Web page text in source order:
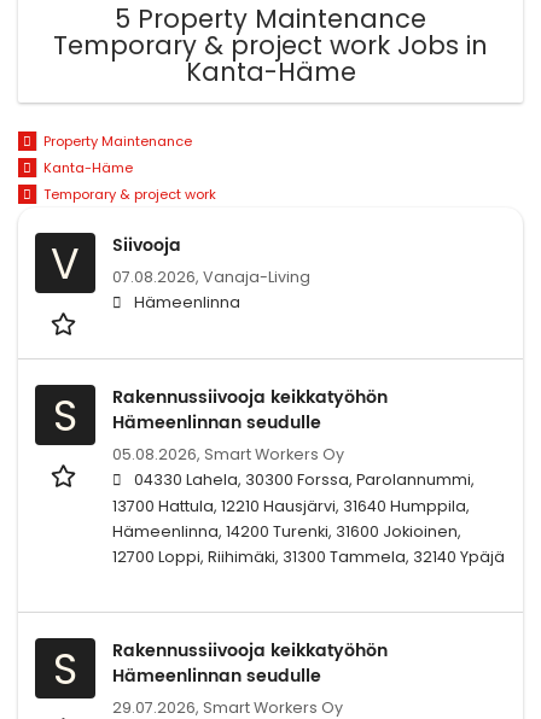
5 Property Maintenance
Temporary & project work Jobs in
Kanta-Häme
Property Maintenance
Kanta-Häme
Temporary & project work
V Siivooja
07.08.2026, Vanaja-Living
Hämeenlinna
S
Rakennussiivooja keikkatyöhön
Hämeenlinnan seudulle
05.08.2026, Smart Workers Oy
04330 Lahela, 30300 Forssa, Parolannummi,
13700 Hattula, 12210 Hausjärvi, 31640 Humppila,
Hämeenlinna, 14200 Turenki, 31600 Jokioinen,
12700 Loppi, Riihimäki, 31300 Tammela, 32140 Ypäjä
S
Rakennussiivooja keikkatyöhön
Hämeenlinnan seudulle
29.07.2026, Smart Workers Oy